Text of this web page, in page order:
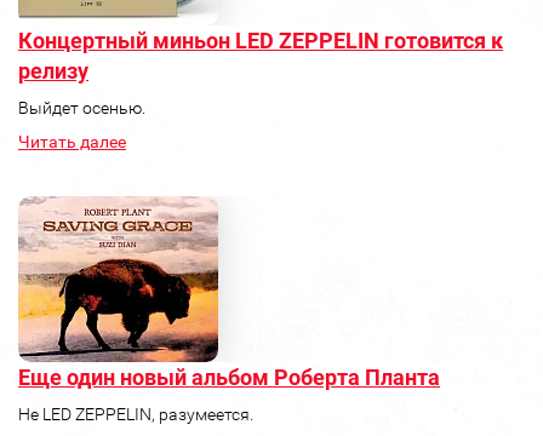
Концертный миньон LED ZEPPELIN готовится к
релизу
Выйдет осенью.
Читать далее
Еще один новый альбом Роберта Планта
Не LED ZEPPELIN, разумеется.